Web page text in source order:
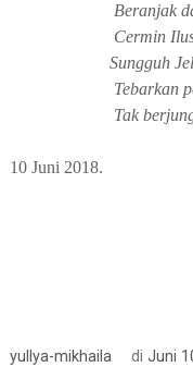
Beranjak
Cermin
Sungguh
Tebarkan
Tak
10 Juni 2018.
yullya-mikhaila diJuni